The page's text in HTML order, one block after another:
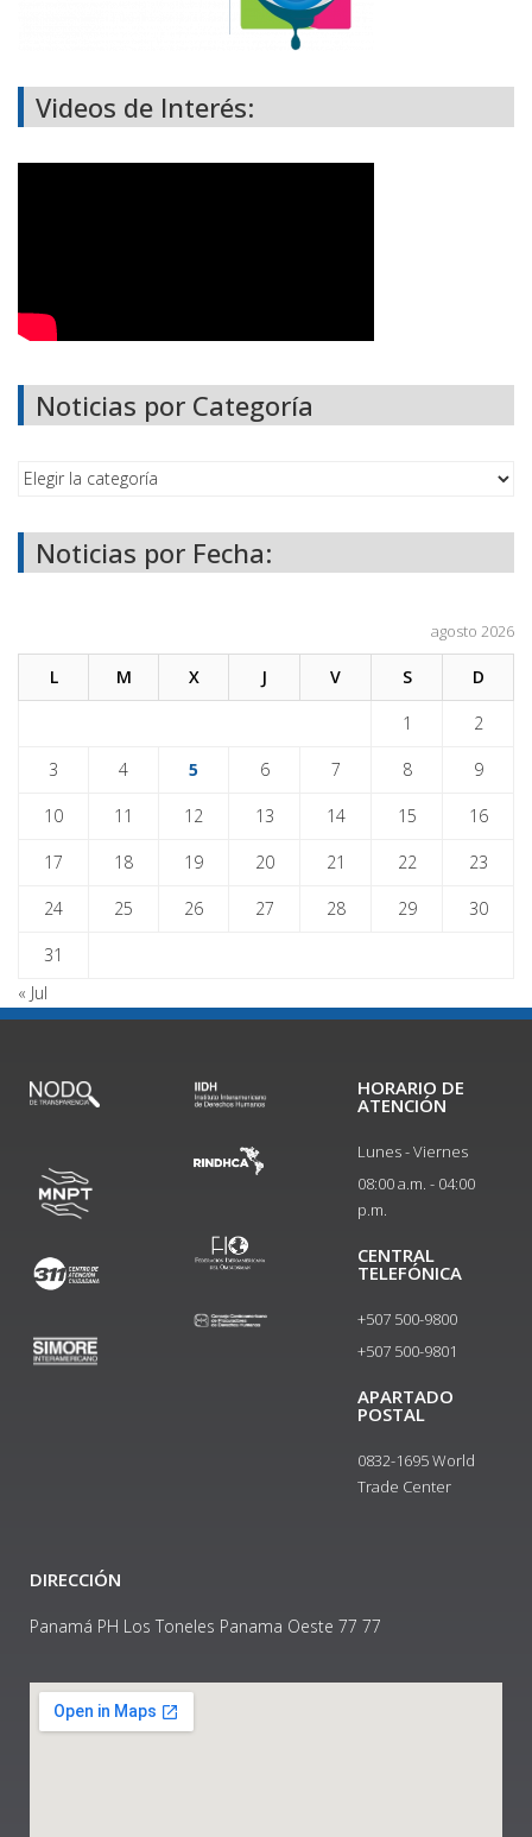
Videos de Interés:
Noticias por Categoría
Noticias por Fecha:
agosto 2026
L M X J V S D
1 2
3 4 5 6 7 8 9
10 11 12 13 14 15 16
17 18 19 20 21 22 23
24 25 26 27 28 29 30
31
« Jul
HORARIO DE
ATENCIÓN
Lunes - Viernes
08:00 a.m. - 04:00
p.m.
CENTRAL
TELEFÓNICA
+507 500-9800
+507 500-9801​
APARTADO
POSTAL
0832-1695 World
Trade Center
DIRECCIÓN
Panamá PH Los Toneles Panama Oeste 77 77